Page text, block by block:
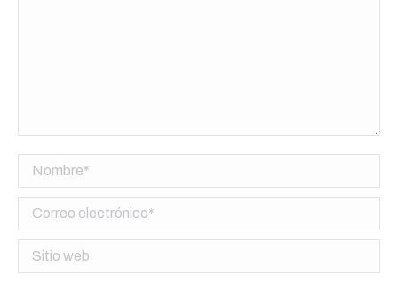
Nombre *
Correo electrónico *
Sitio web